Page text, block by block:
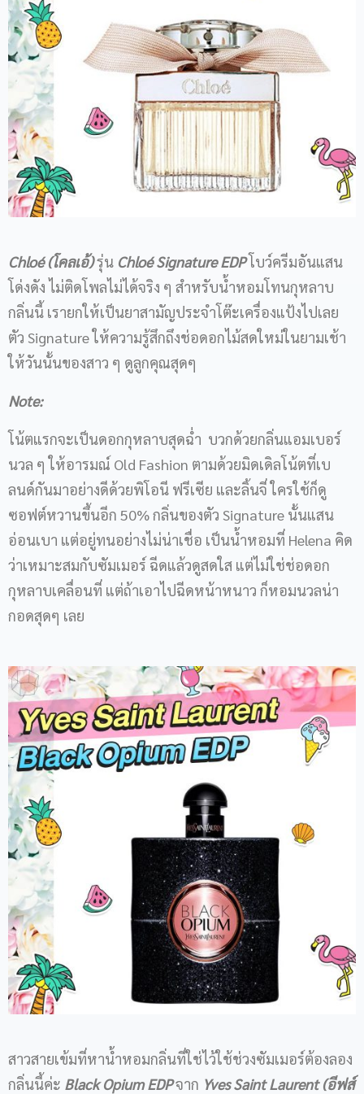
Chloé (โคลเอ้)รุ่น Chloé Signature EDPโบว์ครีมอันแสน
โด่งดัง ไม่ติดโพลไม่ได้จริง ๆ สำหรับน้ำหอมโทนกุหลาบ
กลิ่นนี้ เรายกให้เป็นยาสามัญประจำโต๊ะเครื่องแป้งไปเลย
ตัว Signature ให้ความรู้สึกถึงช่อดอกไม้สดใหม่ในยามเช้า
ให้วันนั้นของสาว ๆ ดูลูกคุณสุดๆ
Note:
โน้ตแรกจะเป็นดอกกุหลาบสุดฉ่ำ บวกด้วยกลิ่นแอมเบอร์
นวล ๆ ให้อารมณ์ Old Fashion ตามด้วยมิดเดิลโน้ตที่เบ
ลนด์กันมาอย่างดีด้วยพิโอนี ฟรีเซีย และลิ้นจี่ ใครใช้ก็ดู
ซอฟต์หวานขึ้นอีก 50% กลิ่นของตัว Signature นั้นแสน
อ่อนเบา แต่อยู่ทนอย่างไม่น่าเชื่อ เป็นน้ำหอมที่ Helena คิด
ว่าเหมาะสมกับซัมเมอร์ ฉีดแล้วดูสดใส แต่ไม่ใช่ช่อดอก
กุหลาบเคลื่อนที่ แต่ถ้าเอาไปฉีดหน้าหนาว ก็หอมนวลน่า
กอดสุดๆ เลย
สาวสายเข้มที่หาน้ำหอมกลิ่นที่ใช่ไว้ใช้ช่วงซัมเมอร์ต้องลอง
กลิ่นนี้ค่ะ Black Opium EDPจาก Yves Saint Laurent (อีฟส์